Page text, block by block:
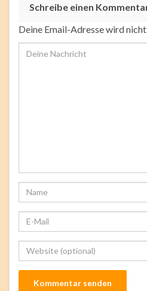
Schreibe einen
Deine Email-Adresse wird